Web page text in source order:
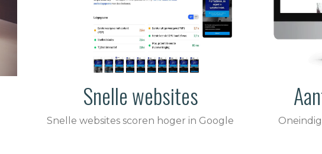
Snelle websites
Snelle websites scoren hoger in Google